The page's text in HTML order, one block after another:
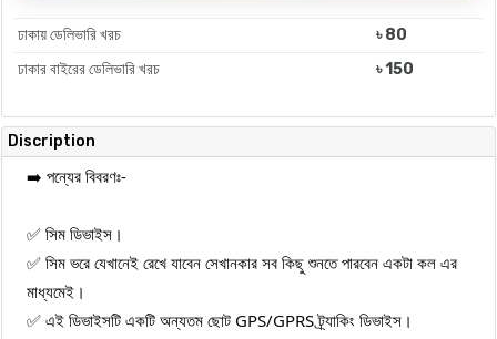
ঢাকায় ডেলিভারি খরচ
৳ 80
ঢাকার বাইরের ডেলিভারি খরচ
৳ 150
Discription
➡️ পন্যের বিবরণঃ-
✅ সিম ডিভাইস।
✅ সিম ভরে যেখানেই রেখে যাবেন সেখানকার সব কিছু শুনতে পারবেন একটা কল এর
মাধ্যমেই।
✅ এই ডিভাইসটি একটি অন্যতম ছোট GPS/GPRS ট্র্যাকিং ডিভাইস।